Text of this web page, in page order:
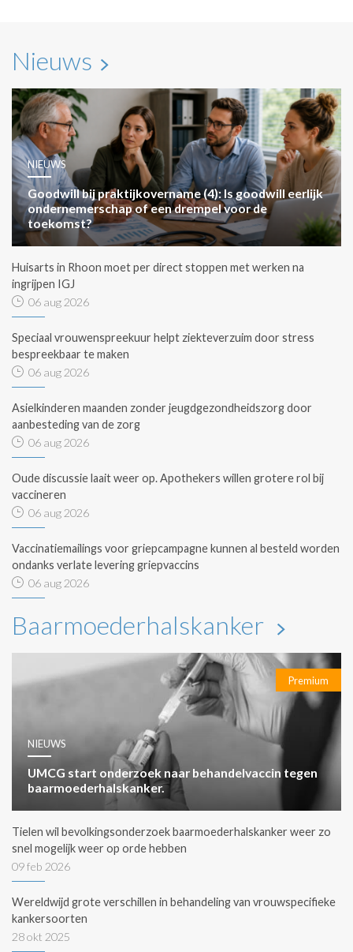
Nieuws
NIEUWS
Goodwill bij praktijkovername (4): Is goodwill eerlijk
ondernemerschap of een drempel voor de
toekomst?
Huisarts in Rhoon moet per direct stoppen met werken na
ingrijpen IGJ
06 aug 2026
Speciaal vrouwenspreekuur helpt ziekteverzuim door stress
bespreekbaar te maken
06 aug 2026
Asielkinderen maanden zonder jeugdgezondheidszorg door
aanbesteding van de zorg
06 aug 2026
Oude discussie laait weer op. Apothekers willen grotere rol bij
vaccineren
06 aug 2026
Vaccinatiemailings voor griepcampagne kunnen al besteld worden
ondanks verlate levering griepvaccins
06 aug 2026
Baarmoederhalskanker
Premium
NIEUWS
UMCG start onderzoek naar behandelvaccin tegen
baarmoederhalskanker.
Tielen wil bevolkingsonderzoek baarmoederhalskanker weer zo
snel mogelijk weer op orde hebben
09 feb 2026
Wereldwijd grote verschillen in behandeling van vrouwspecifieke
kankersoorten
28 okt 2025